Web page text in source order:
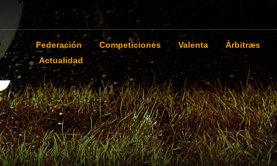
Federación Competiciones Valenta Àrbitræs
Actualidad